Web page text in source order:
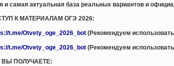
и самая актуальная база реальных вариантов и
К МАТЕРИАЛАМ ОГЭ 2026:
t.me/Otvety_oge_2026_bot (Рекомендуем
t.me/Otvety_oge_2026_bot (Рекомендуем
ВЫ ПОЛУЧАЕТЕ: